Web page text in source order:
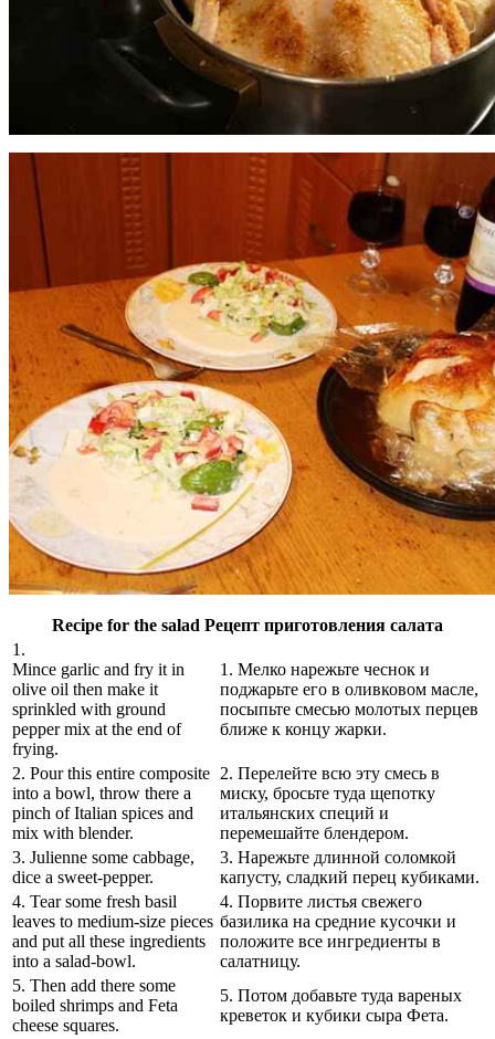
Recipe for the salad Рецепт приготовления салата
1.
Mince garlic and fry it in
olive oil then make it
sprinkled with ground
pepper mix at the end of
frying.
1. Мелко нарежьте чеснок и
поджарьте его в оливковом масле,
посыпьте смесью молотых перцев
ближе к концу жарки.
2. Pour this entire composite
into a bowl, throw there a
pinch of Italian spices and
mix with blender.
2. Перелейте всю эту смесь в
миску, бросьте туда щепотку
итальянских специй и
перемешайте блендером.
3. Julienne some cabbage,
dice a sweet-pepper.
3. Нарежьте длинной соломкой
капусту, сладкий перец кубиками.
4. Tear some fresh basil
leaves to medium-size pieces
and put all these ingredients
into a salad-bowl.
4. Порвите листья свежего
базилика на средние кусочки и
положите все ингредиенты в
салатницу.
5. Then add there some
boiled shrimps and Feta
cheese squares.
5. Потом добавьте туда вареных
креветок и кубики сыра Фета.